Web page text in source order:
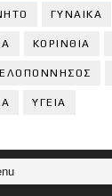
ΓΥΝΑΙΚΑ
ΚΟΡΙΝΘΙA
ΥΓΕΙΑ